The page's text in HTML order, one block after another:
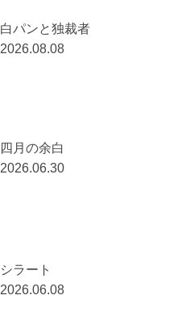
白パンと独裁者
2026.08.08
四月の余白
2026.06.30
シラート
2026.06.08